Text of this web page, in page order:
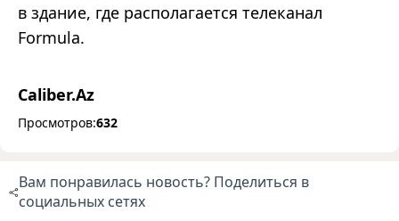
в здание, где располагается телеканал
Formula.
Caliber.Az
Просмотров:632
Вам понравилась новость? Поделиться в
социальных сетях